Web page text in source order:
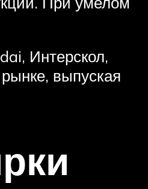
Интерскол,
выпуская